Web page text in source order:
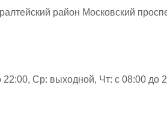
район Московский
22:00, Ср: выходной, Чт: с 08:00 до